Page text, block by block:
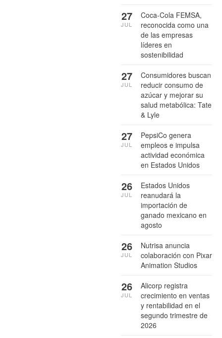
Coca-Cola FEMSA,
reconocida como una
de las empresas
líderes en
sostenibilidad
27
JUL
Consumidores buscan
reducir consumo de
azúcar y mejorar su
salud metabólica: Tate
& Lyle
27
JUL
PepsiCo genera
empleos e impulsa
actividad económica
en Estados Unidos
27
JUL
Estados Unidos
reanudará la
importación de
ganado mexicano en
agosto
26
JUL
Nutrisa anuncia
colaboración con Pixar
Animation Studios
26
JUL
Alicorp registra
crecimiento en ventas
y rentabilidad en el
segundo trimestre de
2026
26
JUL